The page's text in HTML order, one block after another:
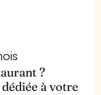
?
à votre